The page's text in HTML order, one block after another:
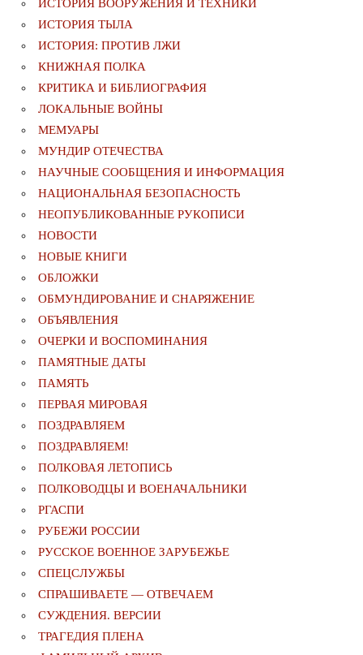
ИСТОРИЯ ВООРУЖЕНИЯ И ТЕХНИКИ
ИСТОРИЯ ТЫЛА
ИСТОРИЯ: ПРОТИВ ЛЖИ
КНИЖНАЯ ПОЛКА
КРИТИКА И БИБЛИОГРАФИЯ
ЛОКАЛЬНЫЕ ВОЙНЫ
МЕМУАРЫ
МУНДИР ОТЕЧЕСТВА
НАУЧНЫЕ СООБЩЕНИЯ И ИНФОРМАЦИЯ
НАЦИОНАЛЬНАЯ БЕЗОПАСНОСТЬ
НЕОПУБЛИКОВАННЫЕ РУКОПИСИ
НОВОСТИ
НОВЫЕ КНИГИ
ОБЛОЖКИ
ОБМУНДИРОВАНИЕ И СНАРЯЖЕНИЕ
ОБЪЯВЛЕНИЯ
ОЧЕРКИ И ВОСПОМИНАНИЯ
ПАМЯТНЫЕ ДАТЫ
ПАМЯТЬ
ПЕРВАЯ МИРОВАЯ
ПОЗДРАВЛЯЕМ
ПОЗДРАВЛЯЕМ!
ПОЛКОВАЯ ЛЕТОПИСЬ
ПОЛКОВОДЦЫ И ВОЕНАЧАЛЬНИКИ
РГАСПИ
РУБЕЖИ РОССИИ
РУССКОЕ ВОЕННОЕ ЗАРУБЕЖЬЕ
СПЕЦСЛУЖБЫ
СПРАШИВАЕТЕ — ОТВЕЧАЕМ
СУЖДЕНИЯ. ВЕРСИИ
ТРАГЕДИЯ ПЛЕНА